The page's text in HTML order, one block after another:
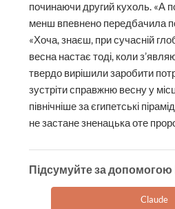
починаючи другий кухоль. «А
менш впевнено передбачила
«Хоча, знаєш, при сучасній
весна настає тоді, коли
твердо вирішили заробити
зустріти справжню весну у
північніше за єгипетські
не застане зненацька оте
Підсумуйте за допомогою
Claude